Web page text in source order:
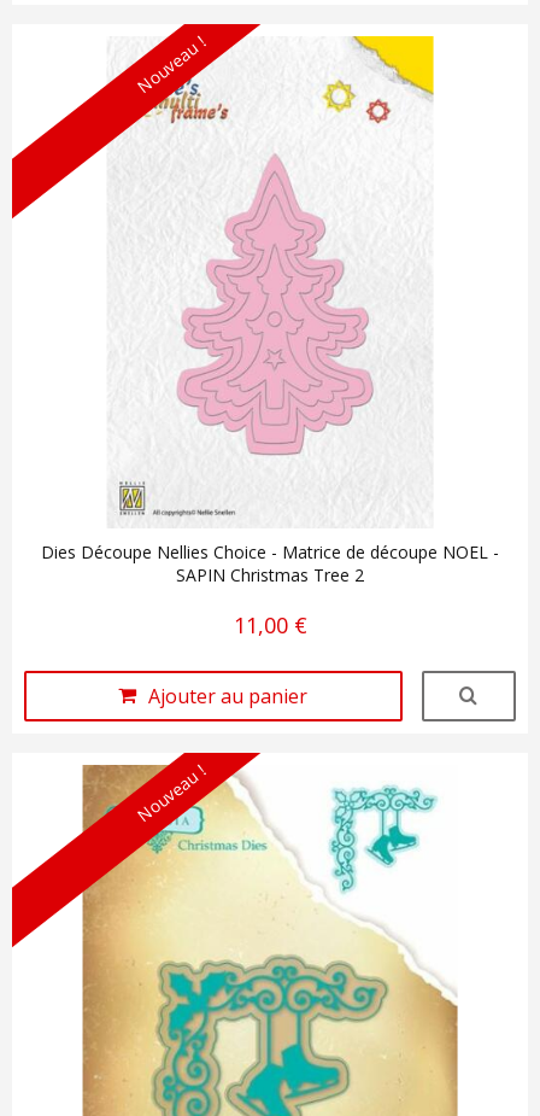
Nouveau !
Dies Découpe Nellies Choice - Matrice de découpe NOEL -
SAPIN Christmas Tree 2
11,00 €
Ajouter au panier
Nouveau !